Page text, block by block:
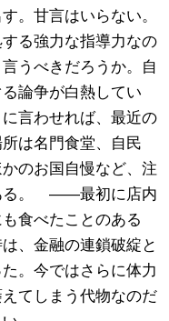
。甘言はいらない。
る強力な指導力なの
うべきだろうか。自
論争が白熱してい
言わせれば、最近の
は名門食堂、自民
のお国自慢など、注
る。 ――最初に店内
食べたことのある
、金融の連鎖破綻と
。今ではさらに体力
てしまう代物なのだ